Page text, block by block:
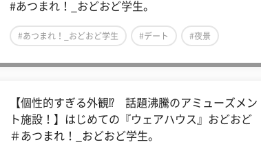
#あつまれ！_おどおど学生。
#あつまれ！_おどおど学生 #デート #夜景
【個性的すぎる外観⁉ 話題沸騰のアミューズメン
ト施設！】はじめての『ウェアハウス』おどおど
＃あつまれ！_おどおど学生。